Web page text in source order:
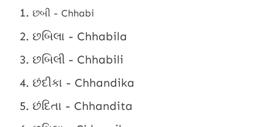
છબી - Chhabi
છબિલા - Chhabila
છબિલી - Chhabili
છંદીકા - Chhandika
છંદિતા - Chhandita